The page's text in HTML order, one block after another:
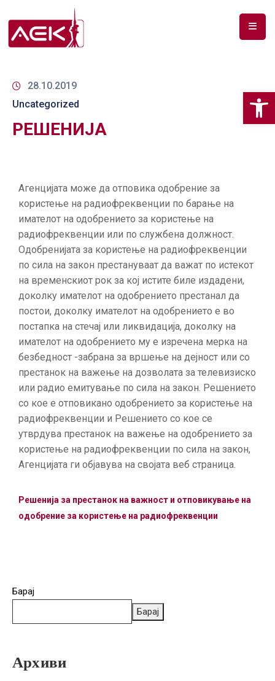
ЗА
ДОКУМЕНТИ
ТЕЛЕКОМУНИКАЦИИ
АНАЛИЗА
НА
ПАЗАР
ГРИЖА
КОРИСНИЦИ
НАБАВКИ
28.10.2019
Uncategorized
РЕШЕНИЈА
Агенцијата може да отповика одобрение за
користење на радиофреквенции по барање на
имателот на одобрението за користење на
радиофреквенции или по службена должност.
Одобренијата за користење на радиофреквенции
по сила на закон престануваат да важат по истекот
на временскиот рок за кој истите биле издадени,
доколку имателот на одобрението престанал да
постои, доколку имателот на одобрението е во
постапка на стечај или ликвидација, доколку на
имателот на одобрението му е изречена мерка на
безбедност -забрана за вршење на дејност или со
престанок на важење на дозволата за телевизиско
или радио емитување по сила на закон. Решението
со кое е отповикано одобрението за користење на
радиофреквенции и Решението со кое се
утврдува престанок на важење на одобрението за
користење на радиофреквенции по сила на закон,
Агенцијата ги објавува на својата веб страница.
Решенија за престанок на важност и отповикување на
одобрение за користење на радиофреквенции
Барај
Барај
Архиви